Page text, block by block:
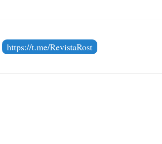
https://t.me/RevistaRost